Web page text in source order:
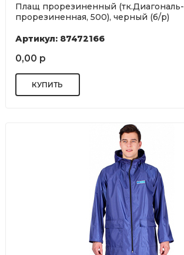
Плащ прорезиненный (тк.Диагональ-
прорезиненная, 500), черный (б/р)
Артикул: 87472166
0,00 р